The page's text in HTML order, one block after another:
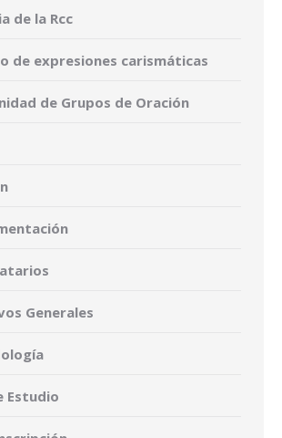
de la Rcc
de expresiones carismáticas
de Grupos de Oración
Generales
Estudio